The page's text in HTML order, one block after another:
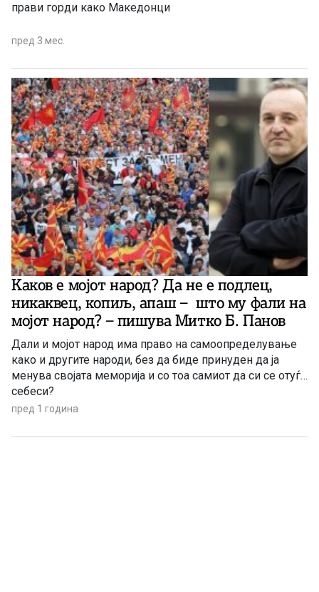
прави горди како Македонци
пред 3 мес.
Каков е мојот народ? Да не е подлец,
никаквец, копиљ, апаш – што му фали на
мојот народ? – пишува Митко Б. Панов
Дали и мојот народ има право на самоопределување
како и другите народи, без да биде принуден да ја
менува својата меморија и со тоа самиот да си се отуѓи
себеси?
пред 1 година